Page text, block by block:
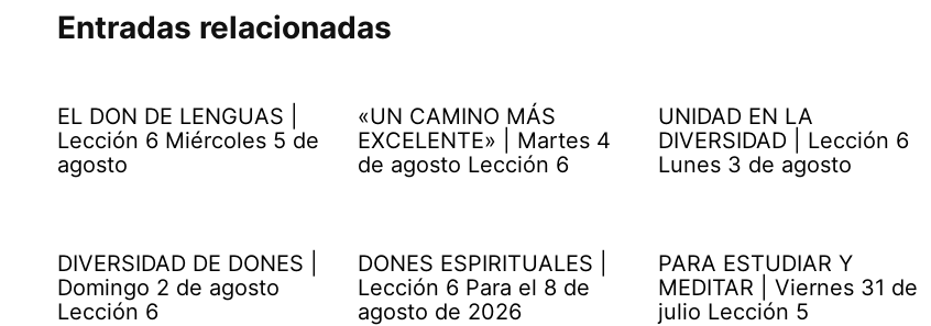
Entradas relacionadas
EL DON DE LENGUAS |
Lección 6 Miércoles 5 de
agosto
«UN CAMINO MÁS
EXCELENTE» | Martes 4
de agosto Lección 6
UNIDAD EN LA
DIVERSIDAD | Lección 6
Lunes 3 de agosto
DIVERSIDAD DE DONES |
Domingo 2 de agosto
Lección 6
DONES ESPIRITUALES |
Lección 6 Para el 8 de
agosto de 2026
PARA ESTUDIAR Y
MEDITAR | Viernes 31 de
julio Lección 5